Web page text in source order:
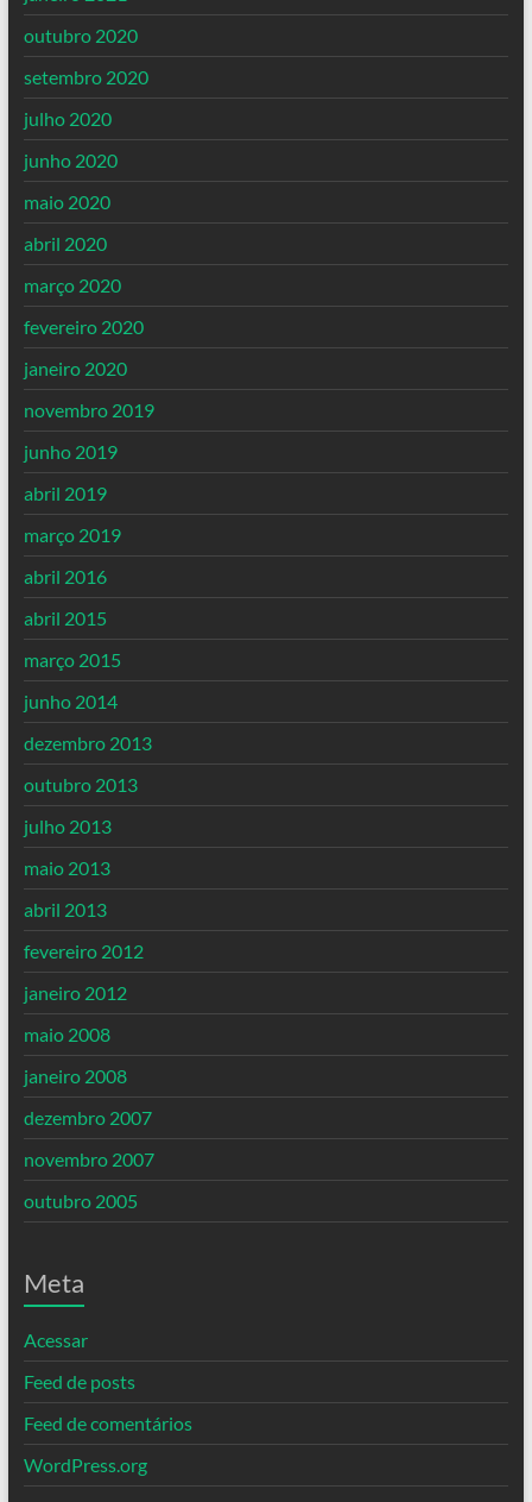
outubro 2020
setembro 2020
julho 2020
junho 2020
maio 2020
abril 2020
março 2020
fevereiro 2020
janeiro 2020
novembro 2019
junho 2019
abril 2019
março 2019
abril 2016
abril 2015
março 2015
junho 2014
dezembro 2013
outubro 2013
julho 2013
maio 2013
abril 2013
fevereiro 2012
janeiro 2012
maio 2008
janeiro 2008
dezembro 2007
novembro 2007
outubro 2005
Meta
Acessar
Feed de posts
Feed de comentários
WordPress.org